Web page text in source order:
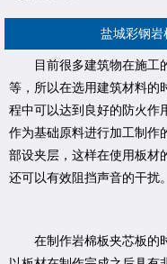
盐城彩钢岩
目前很多建筑物在施工的
等，所以在选用建筑材料的
程中可以达到良好的防火作
作为基础原料进行加工制作
部设夹层，这样在使用板材
还可以有效阻挡声音的干扰。
在制作岩棉板夹芯板的时